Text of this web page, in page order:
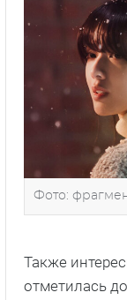
Фото:
Также
отметилась